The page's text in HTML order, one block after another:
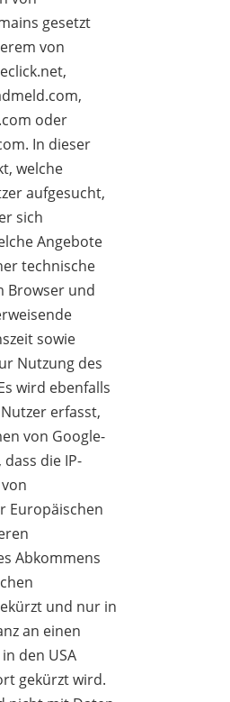
gesetzt
von
oder
In dieser
welche
aufgesucht,
sich
Angebote
technische
Browser und
sowie
Nutzung des
wird ebenfalls
erfasst,
von Google-
die IP-
Europäischen
Abkommens
und nur in
an einen
den USA
gekürzt wird.